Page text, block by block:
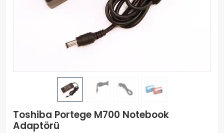
Toshiba Portege M700 Notebook
Adaptörü